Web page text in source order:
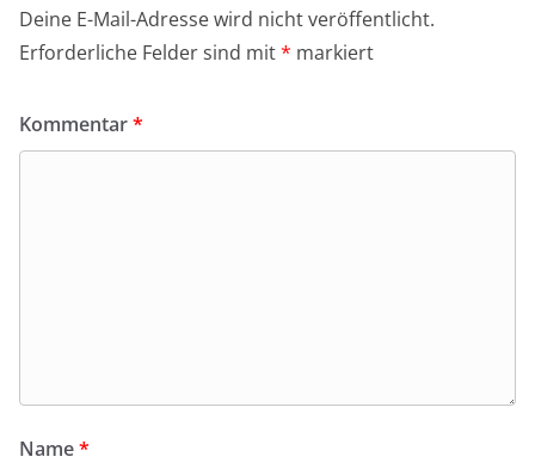
Deine E-Mail-Adresse wird nicht veröffentlicht.
Erforderliche Felder sind mit* markiert
Kommentar*
Name*